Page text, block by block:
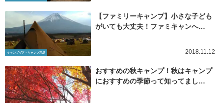
キャンプギア・キャンプ用品
【ファミリーキャンプ】小さな子ども
がいても大丈夫！ファミキャンへ…
2018.11.12
おすすめの秋キャンプ！秋はキャンプ
におすすめの季節って知ってまし…